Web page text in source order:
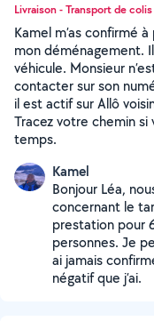
Livraison - Transport de colis
Kamel m’as confirmé
mon déménagement.
véhicule. Monsieur
contacter sur son
il est actif sur Allô
Tracez votre chemin
temps.
Kamel
Bonjour Léa,
concernant le
prestation pour
personnes. Je
ai jamais
négatif que j’ai.